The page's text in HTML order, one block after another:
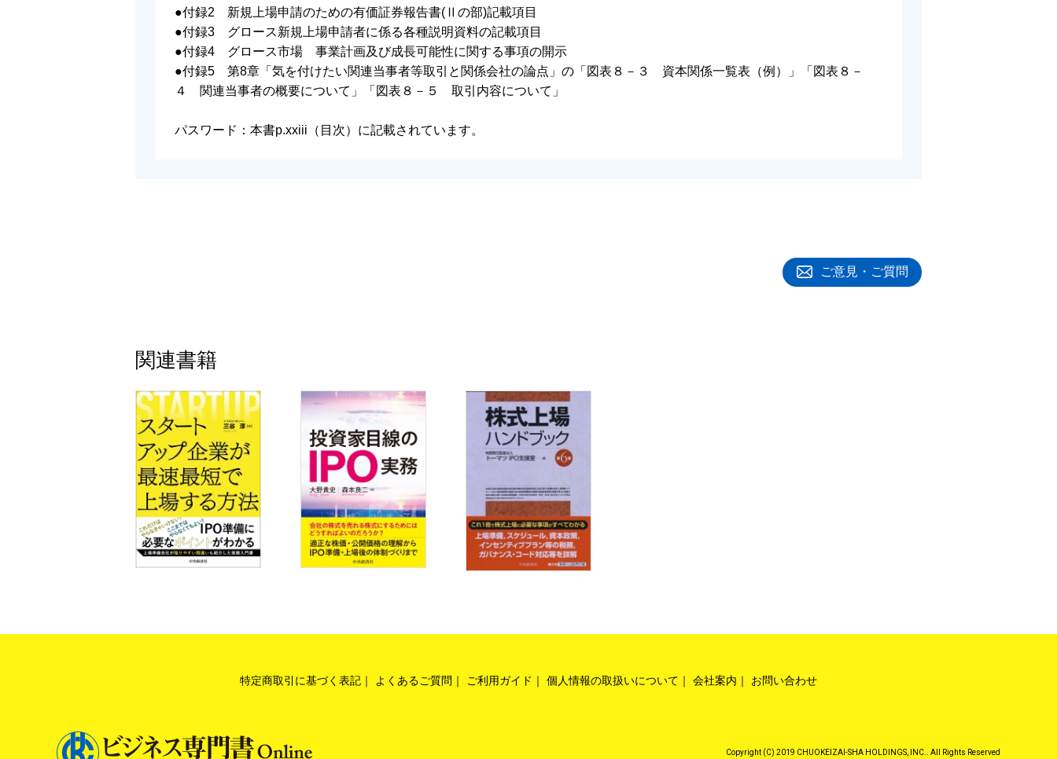
第9章 IPOにおける税務
① 法人税等および消費税等の確定申告とその申告期限
② 法人税，住民税に関する留意事項
③ 事業税に関する留意事項
④ 消費税等のインボイス制度
⑥ 優遇税制に関する留意事項
第12章 グローバルオファリングによる海外からの資金調達
●付録2 新規上場申請のための有価証券報告書(Ⅱの部)記載項目
●付録3 グロース新規上場申請者に係る各種説明資料の記載項目
●付録4 グロース市場 事業計画及び成長可能性に関する事項の開示
●付録5 第8章「気を付けたい関連当事者等取引と関係会社の論点」の「図表８－３ 資本関係一覧表（例）」「図表８－
４ 関連当事者の概要について」「図表８－５ 取引内容について」
パスワード：本書p.xxiii（目次）に記載されています。
ご意見・ご質問
関連書籍
特定商取引に基づく表記 よくあるご質問 ご利用ガイド 個人情報の取扱いについて 会社案内 お問い合わせ
Copyright (C) 2019 CHUOKEIZAI-SHA HOLDINGS, INC.. All Rights Reserved